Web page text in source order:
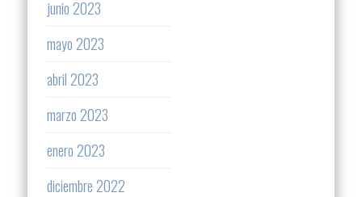
junio 2023
mayo 2023
abril 2023
marzo 2023
enero 2023
diciembre 2022